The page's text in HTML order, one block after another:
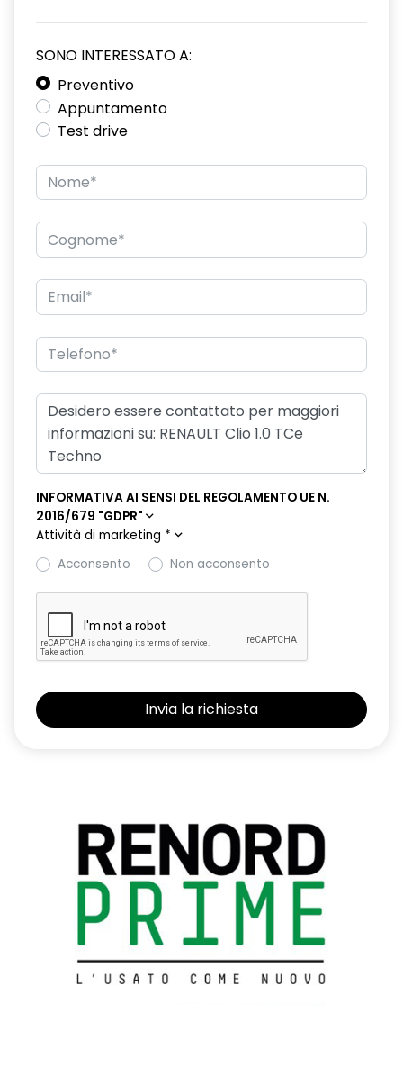
Cruscotto "soft touch"
Distance Warning (avviso distanza di sicurezza)
Driver Attention Alert
Driver Display 7"
Fari Full LED posteriori
Fari posteriori con firma luminosa a LED C-SHAPE
Griglia alloggiamento fendinebbia cromata
Griglia frontale cromata
Keyless Entry
Kit Riparazione Pneumatici
Lane Departure Warning (avviso superamento linea)
Lane Keep Assist (assistenza al mantenimento della corsia)
Luci diurne a led con firma luminosa a forma di mezza
losanga
My safety switch - pulsante disattivazione ADAS
Parking Camera
Privacy glass
Retrovisori esterni black, elettrici, riscaldati con sensore di
temperatura e richiudibili elettricamente
Ripartitore elettronico della frenata
Sedile conducente regolabile in altezza
Sedili anteriori comfort con seduta ampliata e sostegni
SONO INTERESSATO A:
Preventivo
Appuntamento
Test drive
INFORMATIVA AI SENSI DEL REGOLAMENTO UE N.
2016/679 "GDPR"
Attività di marketing *
Acconsento
Non acconsento